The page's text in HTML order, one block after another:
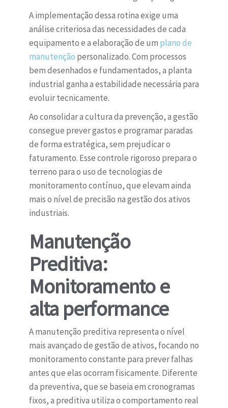
A implementação dessa rotina exige uma
análise criteriosa das necessidades de cada
equipamento e a elaboração de um plano de
manutenção personalizado. Com processos
bem desenhados e fundamentados, a planta
industrial ganha a estabilidade necessária para
evoluir tecnicamente.
Ao consolidar a cultura da prevenção, a gestão
consegue prever gastos e programar paradas
de forma estratégica, sem prejudicar o
faturamento. Esse controle rigoroso prepara o
terreno para o uso de tecnologias de
monitoramento contínuo, que elevam ainda
mais o nível de precisão na gestão dos ativos
industriais.
Manutenção
Preditiva:
Monitoramento e
alta performance
A manutenção preditiva representa o nível
mais avançado de gestão de ativos, focando no
monitoramento constante para prever falhas
antes que elas ocorram fisicamente. Diferente
da preventiva, que se baseia em cronogramas
fixos, a preditiva utiliza o comportamento real